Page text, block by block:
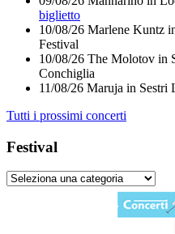
biglietto
10/08/26 Marlene Kuntz
Festival
10/08/26 The Molotov in
Conchiglia
11/08/26 Maruja in Sestri
Tutti i prossimi concerti
Festival